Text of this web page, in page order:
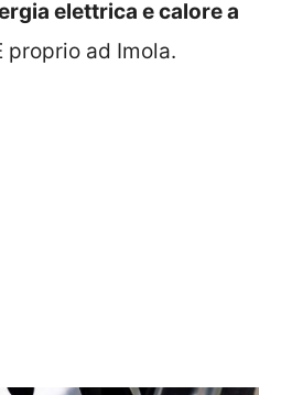
elettrica e calore a
proprio ad Imola.